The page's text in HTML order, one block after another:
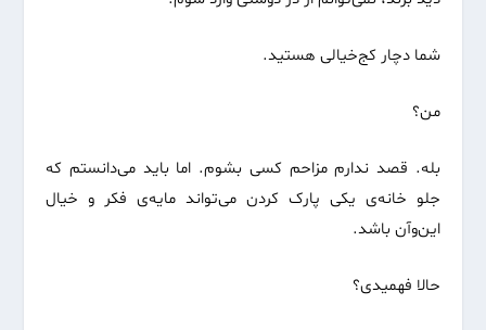
شما دچار کج‌خیالی هستید.
من؟
بله. قصد ندارم مزاحم کسی بشوم. اما باید می‌دانستم که
جلو خانه‌ی یکی پارک کردن می‌تواند مایه‌ی فکر و خیال
این‌وآن باشد.
حالا فهمیدی؟